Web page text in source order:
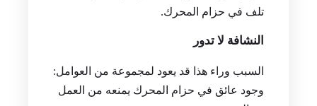
تلف في حزام المحرك.
النشافة لا تدور
السبب وراء هذا قد يعود لمجموعة من العوامل:
وجود عائق في حزام المحرك يمنعه من العمل